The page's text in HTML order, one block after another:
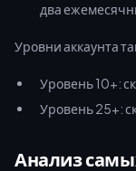
два
Уровни аккаунта
Уровень 10+:
Уровень 25+:
Анализ